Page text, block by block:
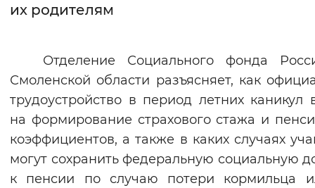
Цвет сайта
Монохромный Инверсивный
Синий фон
Изображения
их родителям
Отделение Социального фонда
Смоленской области разъясняет, как
трудоустройство в период летних каникул
на формирование страхового стажа и
коэффициентов, а также в каких случаях
могут сохранить федеральную социальную
к пенсии по случаю потери кормильца